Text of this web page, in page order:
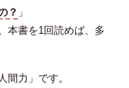
？ 」
本書を1回読めば、多
間力」です。